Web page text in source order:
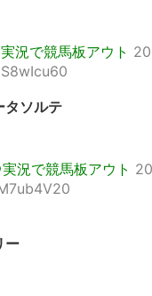
況で競馬板アウト
タソルテ
況で競馬板アウト
ー